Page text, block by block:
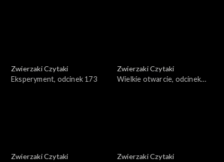
Zwierzaki Czytaki
Eksperyment, odcinek 173
Zwierzaki Czytaki
Wielkie otwarcie, odcinek
Zwierzaki Czytaki
Zwierzaki Czytaki